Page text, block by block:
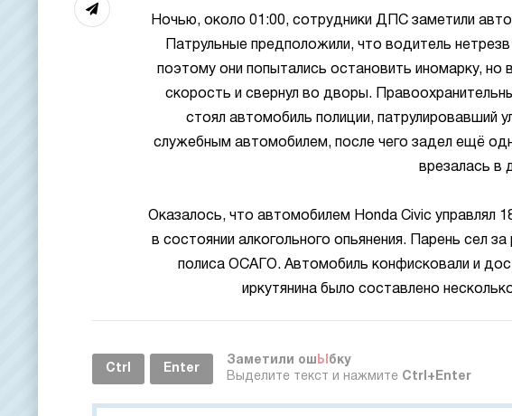
Ночью, около 01:00, сотрудники ДПС заметили
Патрульные предположили, что водитель
поэтому они попытались остановить иномарку, но
скорость и свернул во дворы.
стоял автомобиль полиции, патрулировавший
служебным автомобилем, после чего задел ещё
врезалась в
Оказалось, что автомобилем Honda Civic управлял
в состоянии алкогольного опьянения. Парень сел
полиса ОСАГО. Автомобиль конфисковали и
иркутянина было составлено
Ctrl Enter
Заметили ош Ы бку
Выделите текст и нажмите Ctrl+Enter